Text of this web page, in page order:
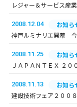
レジャー＆サービス産
2008.12.04
お知ら
神戸ルミナリエ開幕
2008.11.25
お知ら
ＪＡＰＡＮＴＥＸ ２０
2008.11.13
お知ら
建設技術フェア２００